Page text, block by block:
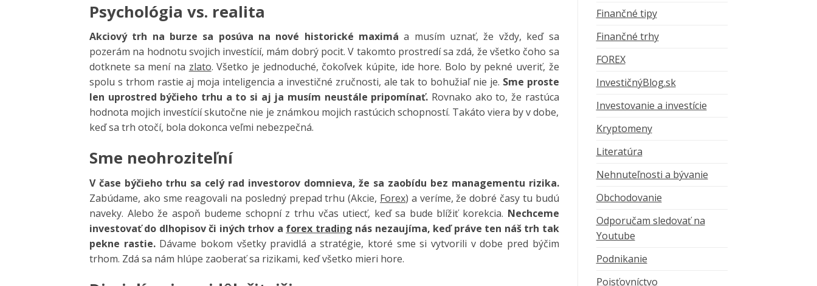
Psychológia vs. realita
Akciový trh na burze sa posúva na nové historické maximá a musím uznať, že vždy, keď sa
pozerám na hodnotu svojich investícií, mám dobrý pocit. V takomto prostredí sa zdá, že všetko čoho sa
dotknete sa mení na zlato. Všetko je jednoduché, čokoľvek kúpite, ide hore. Bolo by pekné uveriť, že
spolu s trhom rastie aj moja inteligencia a investičné zručnosti, ale tak to bohužiaľ nie je. Sme proste
len uprostred býčieho trhu a to si aj ja musím neustále pripomínať. Rovnako ako to, že rastúca
hodnota mojich investícií skutočne nie je známkou mojich rastúcich schopností. Takáto viera by v dobe,
keď sa trh otočí, bola dokonca veľmi nebezpečná.
Sme neohroziteľní
V čase býčieho trhu sa celý rad investorov domnieva, že sa zaobídu bez managementu rizika.
Zabúdame, ako sme reagovali na posledný prepad trhu (Akcie, Forex) a veríme, že dobré časy tu budú
naveky. Alebo že aspoň budeme schopní z trhu včas utiecť, keď sa bude blížiť korekcia. Nechceme
investovať do dlhopisov či iných trhov a forex trading nás nezaujíma, keď práve ten náš trh tak
pekne rastie.Dávame bokom všetky pravidlá a stratégie, ktoré sme si vytvorili v dobe pred býčim
trhom. Zdá sa nám hlúpe zaoberať sa rizikami, keď všetko mieri hore.
Finančné tipy
Finančné trhy
FOREX
InvestičnýBlog.sk
Investovanie a investície
Kryptomeny
Literatúra
Nehnuteľnosti a bývanie
Obchodovanie
Odporučam sledovať na
Youtube
Podnikanie
Poisťovníctvo